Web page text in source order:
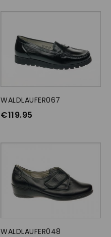
OPTIES SELECTEREN
WALDLAUFER067
€119.95
OPTIES SELECTEREN
WALDLAUFER048